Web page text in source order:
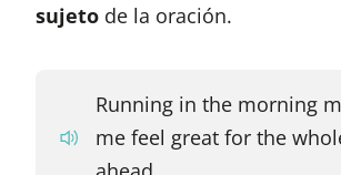
sujeto de la oración.
Running in the morning
me feel great for the